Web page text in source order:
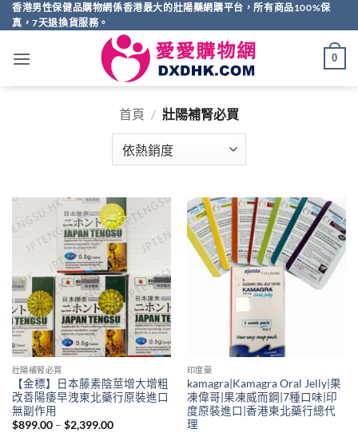
Skip
to
香港男性保健品購物網係香港最大的壯陽藥網購平台，所有商品100%保
真，7天退換貨服務。
0
首頁 / 壯陽補腎必買
壯陽補腎必買
【金標】日本藤素陰莖增大增粗
改善陽痿早洩東北藥行原裝進口
無副作用
$899.00 – $2,399.00Price
印度藥
kamagra|Kamagra Oral Jelly|果
凍偉哥|果凍威而鋼|7種口味|印
度原裝進口|香港東北藥行總代
理